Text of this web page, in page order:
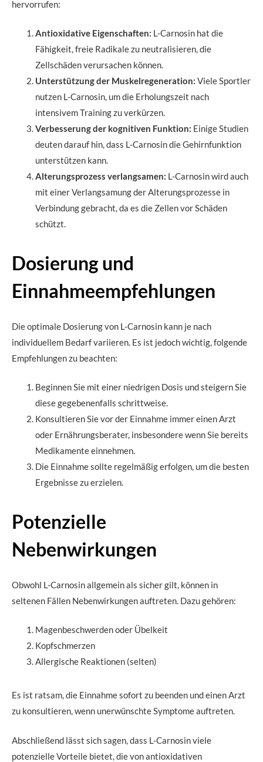
hervorrufen:
Antioxidative Eigenschaften: L-Carnosin hat die
Fähigkeit, freie Radikale zu neutralisieren, die
Zellschäden verursachen können.
Unterstützung der Muskelregeneration: Viele Sportler
nutzen L-Carnosin, um die Erholungszeit nach
intensivem Training zu verkürzen.
Verbesserung der kognitiven Funktion: Einige Studien
deuten darauf hin, dass L-Carnosin die Gehirnfunktion
unterstützen kann.
Alterungsprozess verlangsamen: L-Carnosin wird auch
mit einer Verlangsamung der Alterungsprozesse in
Verbindung gebracht, da es die Zellen vor Schäden
schützt.
Dosierung und
Einnahmeempfehlungen
Die optimale Dosierung von L-Carnosin kann je nach
individuellem Bedarf variieren. Es ist jedoch wichtig, folgende
Empfehlungen zu beachten:
Beginnen Sie mit einer niedrigen Dosis und steigern Sie
diese gegebenenfalls schrittweise.
Konsultieren Sie vor der Einnahme immer einen Arzt
oder Ernährungsberater, insbesondere wenn Sie bereits
Medikamente einnehmen.
Die Einnahme sollte regelmäßig erfolgen, um die besten
Ergebnisse zu erzielen.
Potenzielle
Nebenwirkungen
Obwohl L-Carnosin allgemein als sicher gilt, können in
seltenen Fällen Nebenwirkungen auftreten. Dazu gehören:
Magenbeschwerden oder Übelkeit
Kopfschmerzen
Allergische Reaktionen (selten)
Es ist ratsam, die Einnahme sofort zu beenden und einen Arzt
zu konsultieren, wenn unerwünschte Symptome auftreten.
Abschließend lässt sich sagen, dass L-Carnosin viele
potenzielle Vorteile bietet, die von antioxidativen